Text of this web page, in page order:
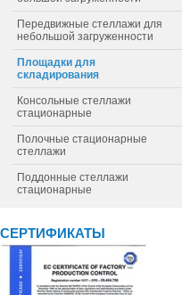
Передвижные стеллажи для
небольшой загруженности
Площадки для
складирования
Консольные стеллажи
стационарные
Полочные стационарные
стеллажи
Поддонные стеллажи
стационарные
СЕРТИФИКАТЫ